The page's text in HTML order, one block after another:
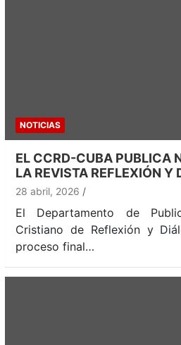
NOTICIAS
EL CCRD-CUBA PUBLICA
LA REVISTA REFLEXIÓN Y
28 abril, 2026
El Departamento de
Cristiano de Reflexión y
proceso final…